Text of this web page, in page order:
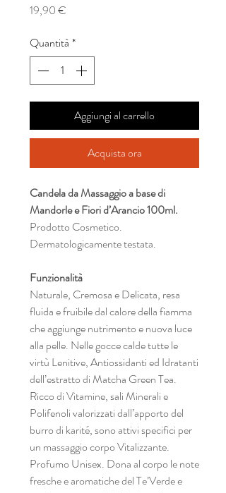
19,90 €
Quantità *
Aggiungi al carrello
Acquista ora
Candela da Massaggio a base di
Mandorle e Fiori d’Arancio 100ml.
Prodotto Cosmetico.
Dermatologicamente testata.
Funzionalità
Naturale, Cremosa e Delicata, resa
fluida e fruibile dal calore della fiamma
che aggiunge nutrimento e nuova luce
alla pelle. Nelle gocce calde tutte le
virtù Lenitive, Antiossidanti ed Idratanti
dell’estratto di Matcha Green Tea.
Ricco di Vitamine, sali Minerali e
Polifenoli valorizzati dall’apporto del
burro di karité, sono attivi specifici per
un massaggio corpo Vitalizzante.
Profumo Unisex. Dona al corpo le note
fresche e aromatiche del Te’Verde e